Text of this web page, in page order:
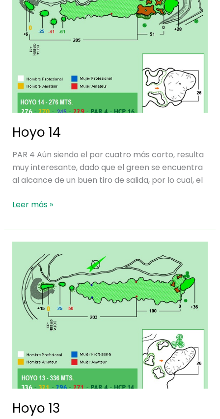
Hoyo 14
PAR 4 Aún siendo el par cuatro más corto, resulta
muy interesante, dado que el green se encuentra
al alcance de un buen tiro de salida, por lo cual, el
Leer más »
Hoyo 13